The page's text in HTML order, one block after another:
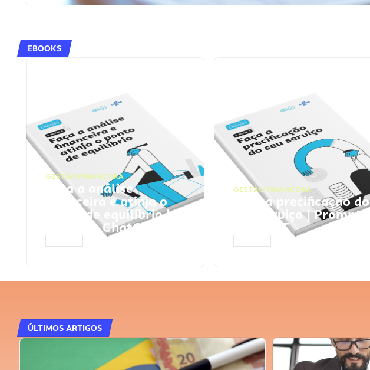
EBOOKS
GESTÃO FINANCEIRA
Faça a análise
financeira e atinja o
ponto de equilíbrio |
Prompts ChatGPT
GESTÃO FINANCEIRA
Faça a precificação do
seu serviço | Prompts
ChatGPT
ÚLTIMOS ARTIGOS